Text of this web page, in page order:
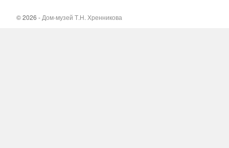
© 2026 - Дом-музей Т.Н. Хренникова